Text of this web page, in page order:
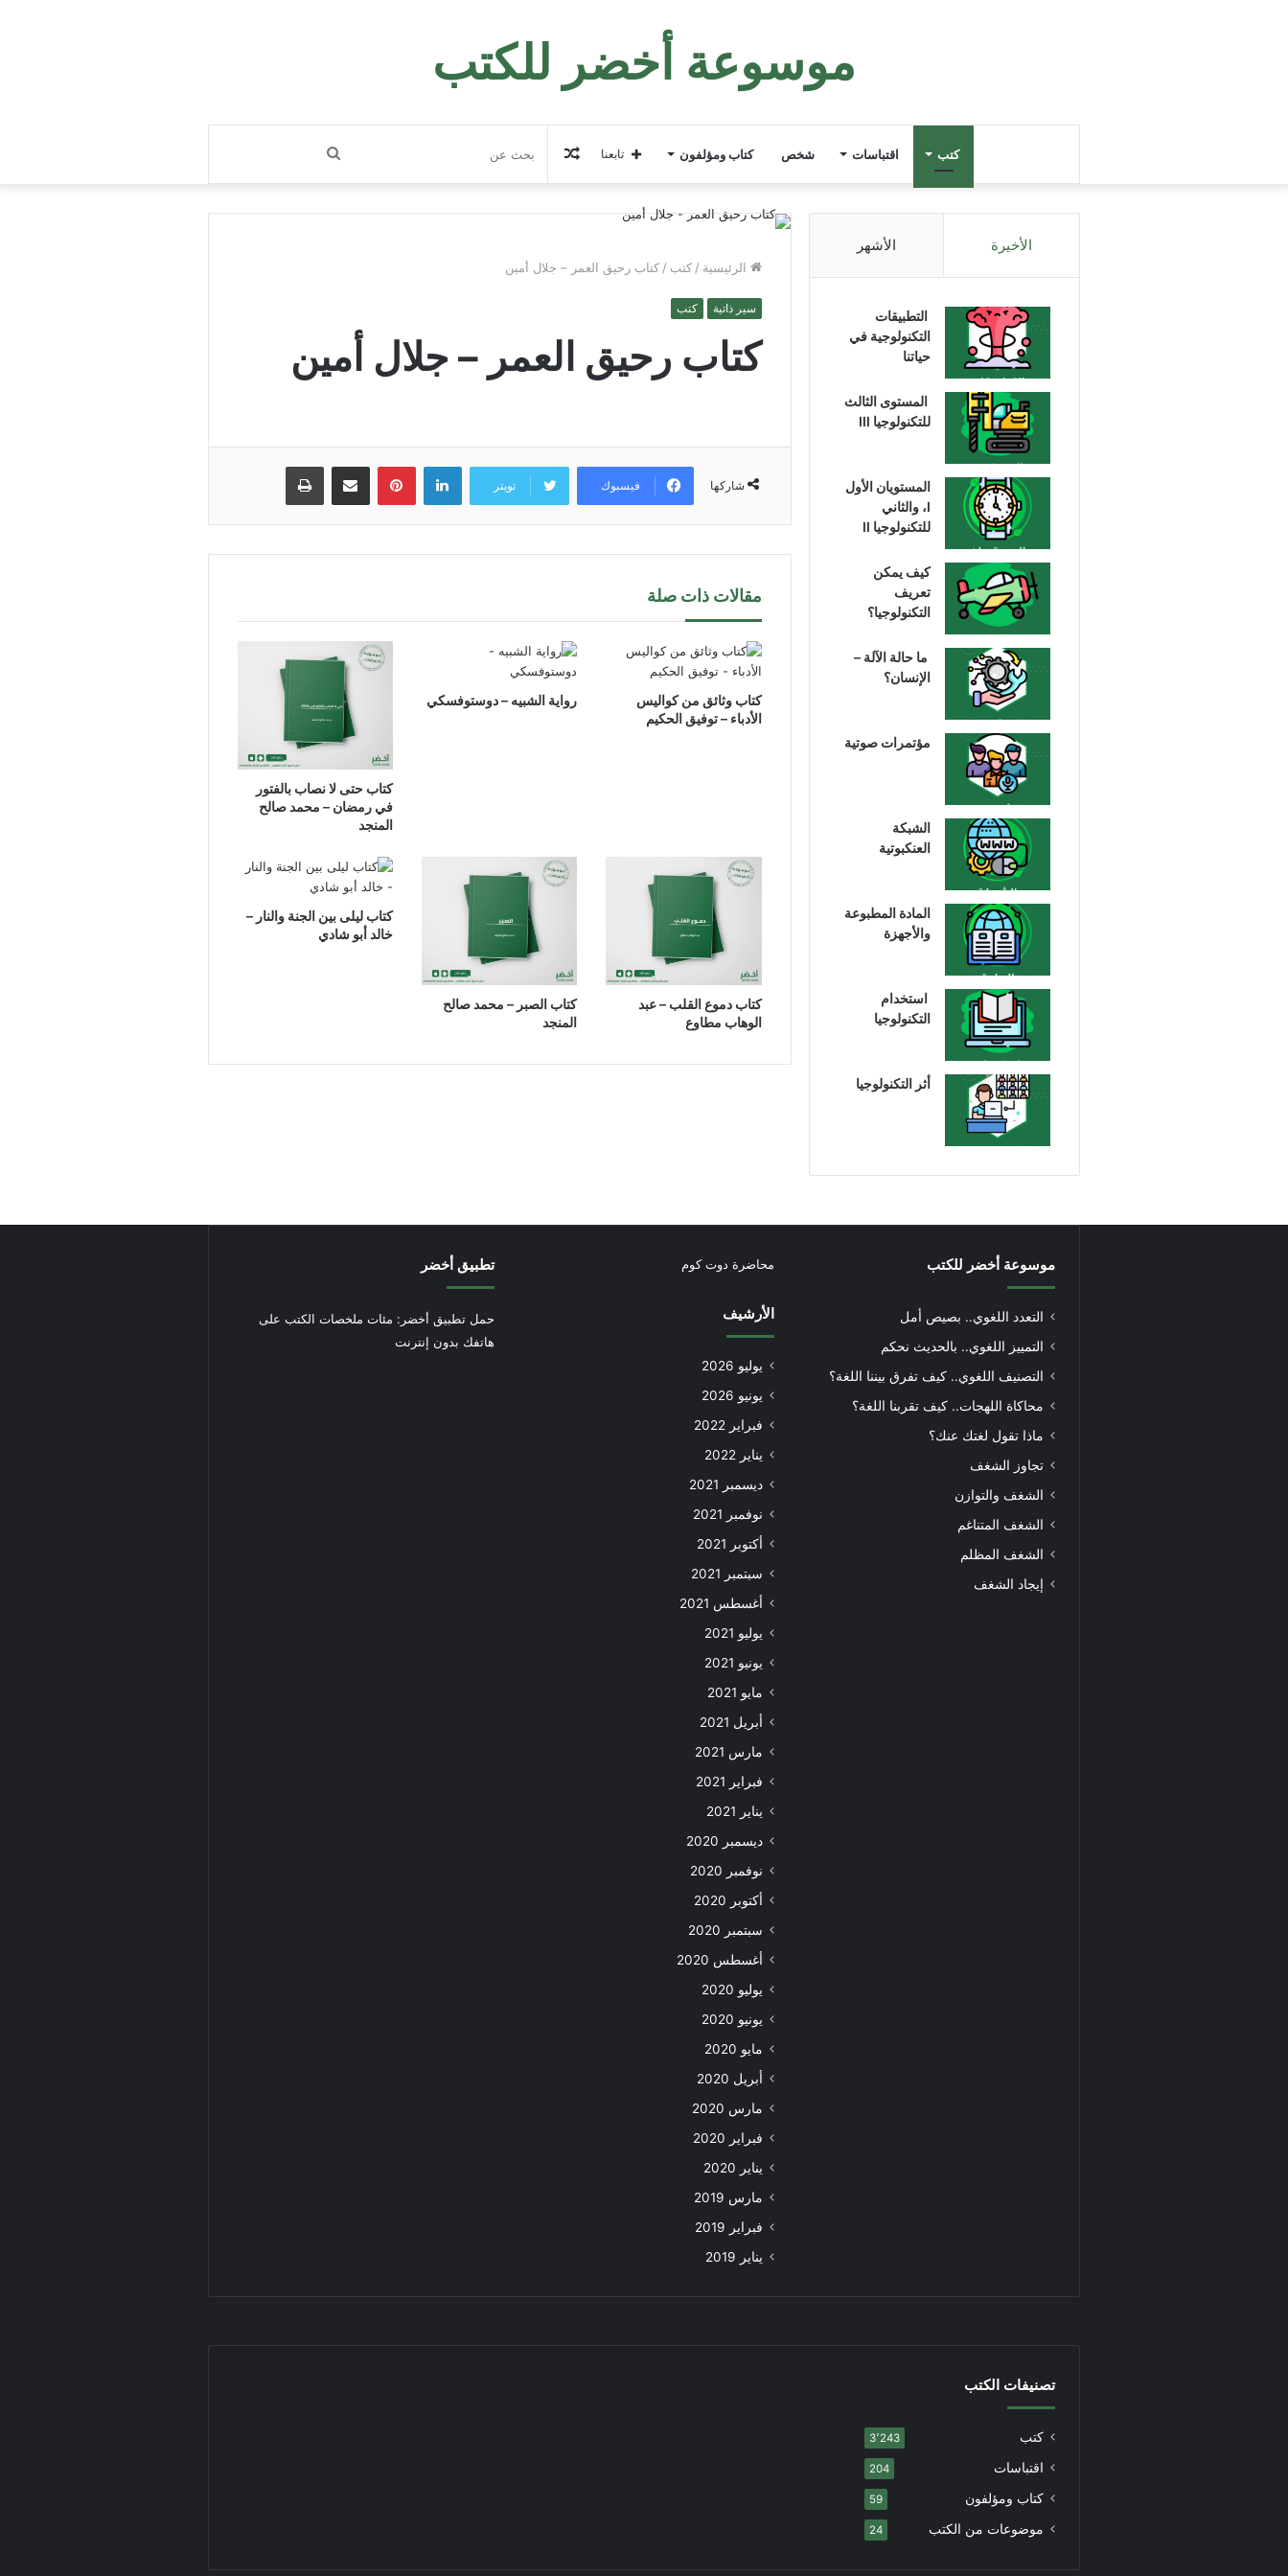
موسوعة أخضر للكتب
كتب اقتباسات شخص كتاب ومؤلفون بحث
عن
مقال
عشوائي
تابعنا
الرئيسية / كتب / كتاب رحيق العمر – جلال أمين
سير ذاتية كتب
كتاب رحيق العمر – جلال أمين
شاركها فيسبوك تويتر
لينكدإن بينتيريستمشاركة عبر البريد طباعة
مقالات ذات صلة
كتاب وثائق من كواليس
الأدباء – توفيق الحكيم
رواية الشبيه – دوستوفسكي
كتاب حتى لا نصاب بالفتور
في رمضان – محمد صالح
المنجد
كتاب دموع القلب – عبد
الوهاب مطاوع
كتاب الصبر – محمد صالح
المنجد
كتاب ليلى بين الجنة والنار –
خالد أبو شادي
الأخيرة الأشهر
التطبيقات
التكنولوجية في
حياتنا
المستوى الثالث
للتكنولوجيا III
المستويان الأول
I، والثاني
للتكنولوجيا II
كيف يمكن
تعريف
التكنولوجيا؟
ما حالة الآلة –
الإنسان؟
مؤتمرات صوتية
الشبكة
العنكبوتية
المادة المطبوعة
والأجهزة
استخدام
التكنولوجيا
أثر التكنولوجيا
موسوعة أخضر للكتب
التعدد اللغوي.. بصيص أمل
التمييز اللغوي.. بالحديث نحكم
التصنيف اللغوي.. كيف تفرق بيننا اللغة؟
محاكاة اللهجات.. كيف تقربنا اللغة؟
ماذا تقول لغتك عنك؟
تجاوز الشغف
الشغف والتوازن
الشغف المتناغم
الشغف المظلم
إيجاد الشغف
محاضرة دوت كوم
الأرشيف
يوليو 2026
يونيو 2026
فبراير 2022
يناير 2022
ديسمبر 2021
نوفمبر 2021
أكتوبر 2021
سبتمبر 2021
أغسطس 2021
يوليو 2021
يونيو 2021
مايو 2021
أبريل 2021
مارس 2021
فبراير 2021
يناير 2021
ديسمبر 2020
نوفمبر 2020
أكتوبر 2020
سبتمبر 2020
أغسطس 2020
يوليو 2020
يونيو 2020
مايو 2020
أبريل 2020
مارس 2020
فبراير 2020
يناير 2020
مارس 2019
فبراير 2019
يناير 2019
تطبيق أخضر
حمل تطبيق أخضر: مئات ملخصات الكتب على
هاتفك بدون إنترنت
تصنيفات الكتب
كتب 3٬243
اقتباسات 204
كتاب ومؤلفون 59
موضوعات من الكتب 24